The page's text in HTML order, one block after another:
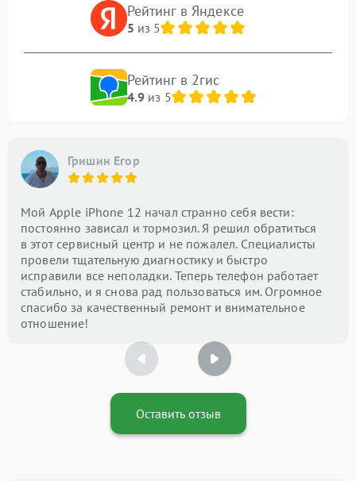
Рейтинг в Яндексе
5 из 5
Рейтинг в 2гис
4.9из 5
Гришин Егор
Мой Apple iPhone 12 начал странно себя вести:
постоянно зависал и тормозил. Я решил обратиться
в этот сервисный центр и не пожалел. Специалисты
провели тщательную диагностику и быстро
исправили все неполадки. Теперь телефон работает
стабильно, и я снова рад пользоваться им. Огромное
спасибо за качественный ремонт и внимательное
отношение!
Оставить отзыв